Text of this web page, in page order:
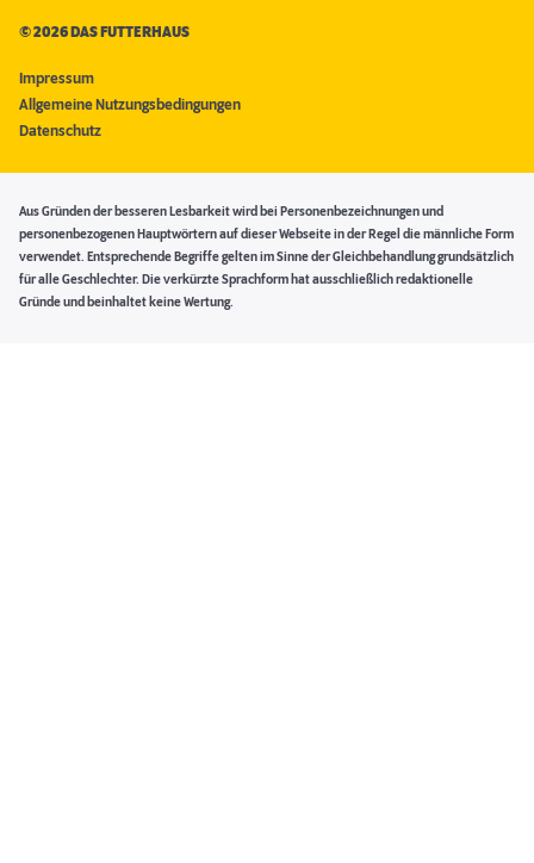
©2026 DAS FUTTERHAUS
Impressum
Allgemeine Nutzungsbedingungen
Datenschutz
Aus Gründen der besseren Lesbarkeit wird bei Personenbezeichnungen und
personenbezogenen Hauptwörtern auf dieser Webseite in der Regel die männliche Form
verwendet. Entsprechende Begriffe gelten im Sinne der Gleichbehandlung grundsätzlich
für alle Geschlechter. Die verkürzte Sprachform hat ausschließlich redaktionelle
Gründe und beinhaltet keine Wertung.